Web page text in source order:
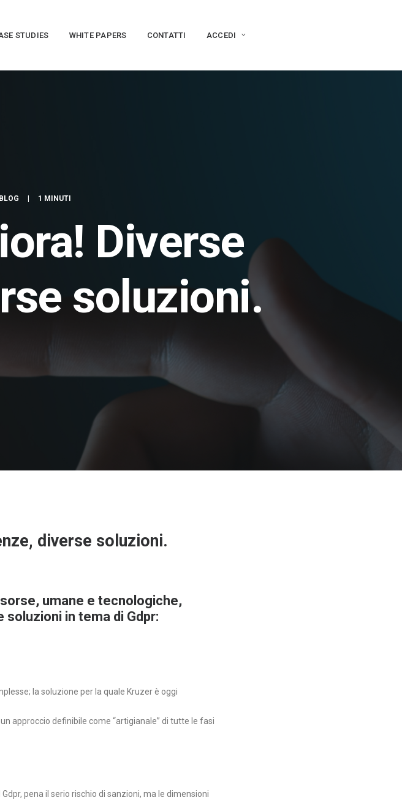
STUDIES WHITE PAPERS CONTATTI ACCEDI
BLOG 1 MINUTI
Diverse
soluzioni.
diverse soluzioni.
umane e tecnologiche,
in tema di Gdpr:
la soluzione per la quale Kruzer è oggi
approccio definibile come “artigianale” di tutte le fasi
pena il serio rischio di sanzioni, ma le dimensioni